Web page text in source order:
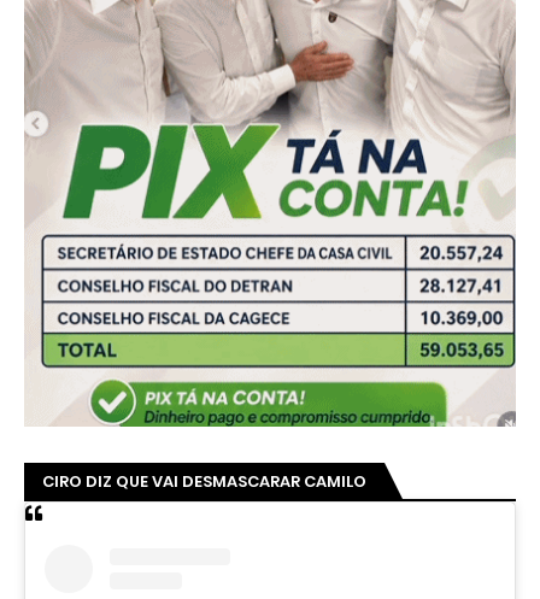
CIRO DIZ QUE VAI DESMASCARAR CAMILO